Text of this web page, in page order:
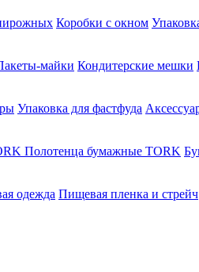
Коробки с окном
майки Кондитерские мешки
Упаковка для фастфуда
Полотенца бумажные TORK
одежда Пищевая пленка и стрейч